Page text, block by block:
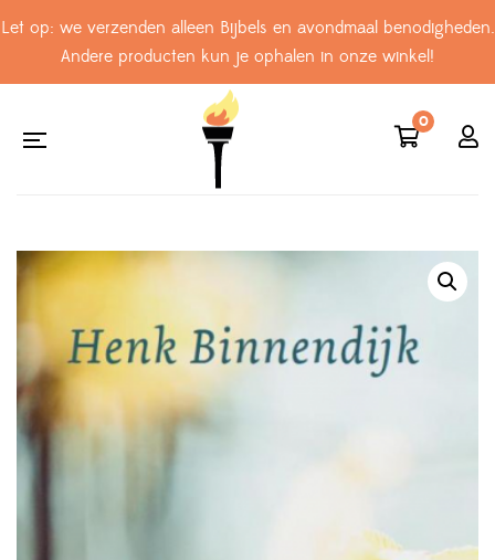
Let op: we verzenden alleen Bijbels en avondmaal benodigheden.
Andere producten kun je ophalen in onze winkel!
0